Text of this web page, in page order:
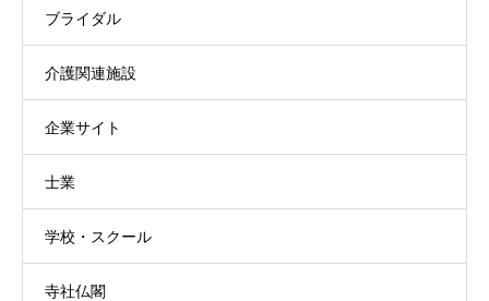
ブライダル
介護関連施設
企業サイト
士業
学校・スクール
寺社仏閣